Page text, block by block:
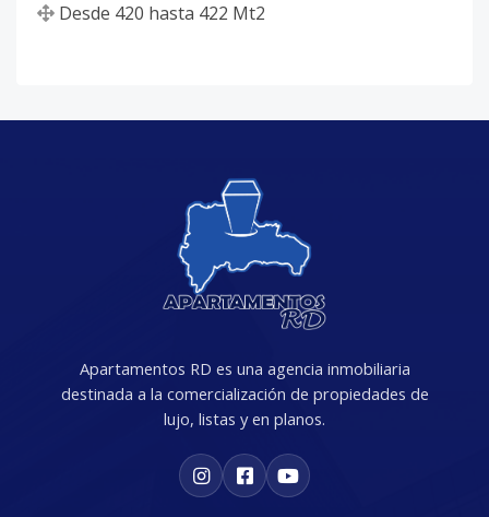
Desde 420 hasta 422 Mt2
Apartamentos RD es una agencia inmobiliaria
destinada a la comercialización de propiedades de
lujo, listas y en planos.